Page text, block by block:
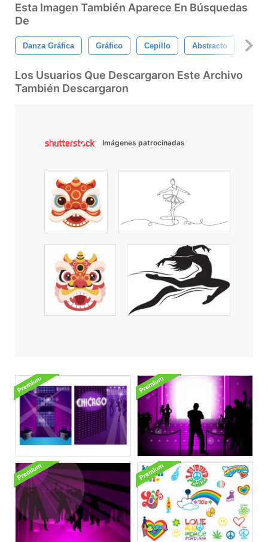
Esta Imagen También Aparece En Búsquedas
De
Danza Gráfica Gráfico Cepillo Abstracto
Los Usuarios Que Descargaron Este Archivo
También Descargaron
Imágenes patrocinadas